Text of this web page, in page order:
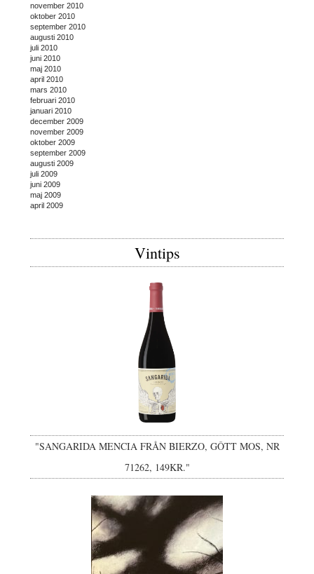
november 2010
oktober 2010
september 2010
augusti 2010
juli 2010
juni 2010
maj 2010
april 2010
mars 2010
februari 2010
januari 2010
december 2009
november 2009
oktober 2009
september 2009
augusti 2009
juli 2009
juni 2009
maj 2009
april 2009
Vintips
"SANGARIDA MENCIA FRÅN BIERZO, GÔTT MOS, NR
71262, 149KR."